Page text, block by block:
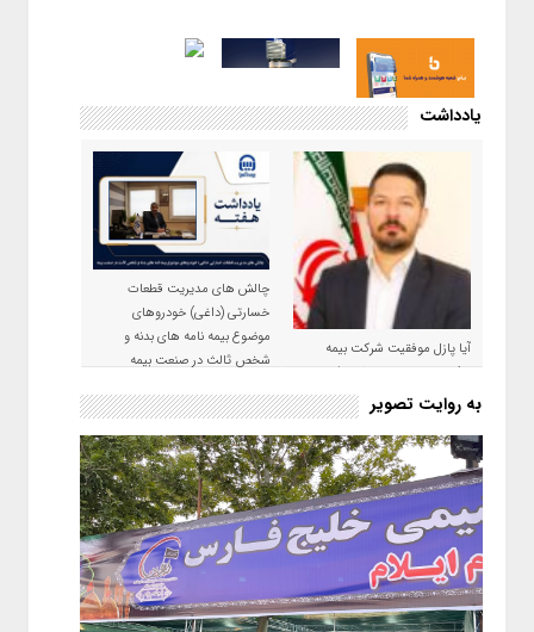
یادداشت
آیا پازل موفقیت شرکت بیمه
حکمت صبا در سال ۱۴۰۵ کامل می
شود؟!
چالش های مدیریت قطعات
خسارتی (داغی) خودروهای
موضوع بیمه نامه های بدنه و
شخص ثالث در صنعت بیمه
به روایت تصویر